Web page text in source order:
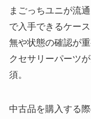
まごっちユニが流
で入手できるケー
無や状態の確認が
クセサリーパーツ
須。
中古品を購入する